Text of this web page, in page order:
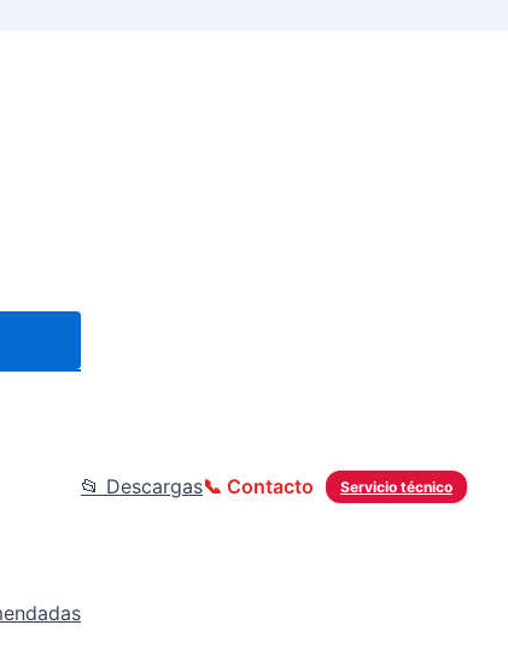
📂 Descargas Servicio técnico
📞 Contacto